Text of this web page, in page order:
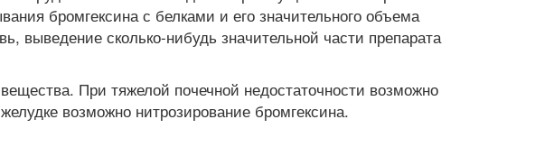
бромгексина с белками и его значительного объема
выведение сколько-нибудь значительной части препарата
При тяжелой почечной недостаточности возможно
возможно нитрозирование бромгексина.